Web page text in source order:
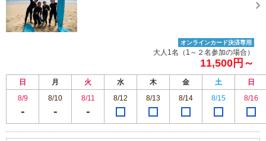
オンラインカード決済専用
大人1名（1～２名参加の場合）
11,500円～
日 月 火 水 木 金 土
日
8/9
8/10 8/11 8/12 8/13 8/14 8/15 8/16